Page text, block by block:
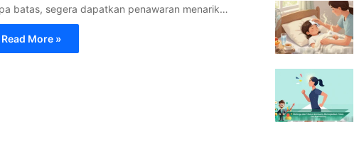
batas, segera dapatkan penawaran menarik…
Read More »